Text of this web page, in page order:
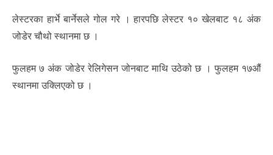
लेस्टरका हार्भे बार्नेसले गोल गरे । हारपछि लेस्टर १० खेलबाट १८ अंक
जोडेर चौथो स्थानमा छ ।
फुलहम ७ अंक जोडेर रेलिगेसन जोनबाट माथि उठेको छ । फुलहम १७औं
स्थानमा उक्लिएको छ ।